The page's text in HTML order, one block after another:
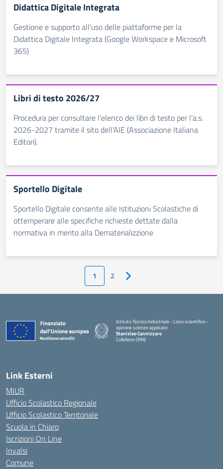
Didattica Digitale Integrata
Gestione e supporto all'uso delle piattaforme per la
Didattica Digitale Integrata (Google Workspace e Microsoft
365)
Libri di testo 2026/27
Procedura per consultare l'elenco dei libri di testo per l'a.s.
2026-2027 tramite il sito dell'AIE (Associazione Italiana
Editori).
Sportello Digitale
Sportello Digitale consente alle Istituzioni Scolastiche di
ottemperare alle specifiche richieste dettate dalla
normativa in merito alla Dematerializzione
1 2 Pagina successiva
Istituto Tecnico Industriale - Liceo scientifico -
opzione scienze applicate
Stanislao Cannizzaro
Colleferro (RM)
Link Esterni
MIUR
Ufficio Scolastico Regionale
Ufficio Scolastico Territoriale
Scuola in Chiaro
Iscrizioni On Line
Invalsi
Comune